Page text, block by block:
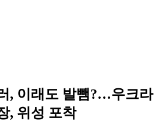
, 이래도 발뺌?…우크라
, 위성 포착